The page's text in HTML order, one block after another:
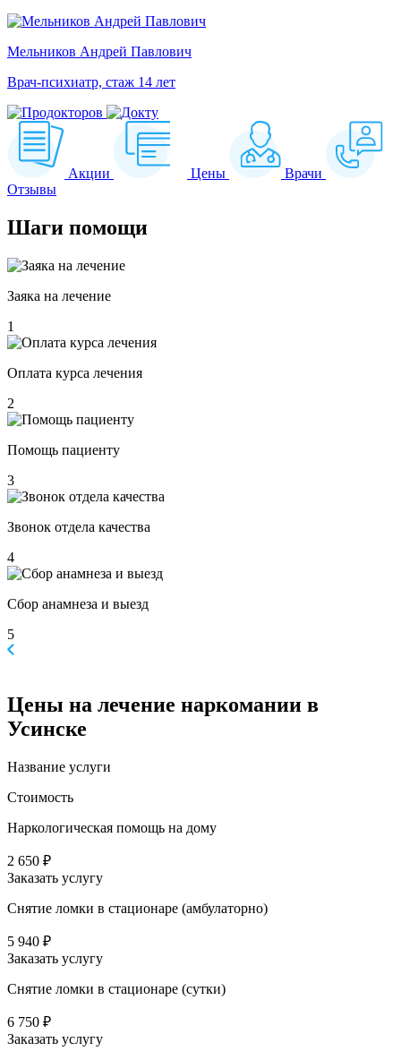
Мельников Андрей Павлович
Врач-психиатр, стаж 14 лет
Акции Цены
Врачи
Отзывы
Шаги помощи
Заяка на лечение
1
Оплата курса лечения
2
Помощь пациенту
3
Звонок отдела качества
4
Сбор анамнеза и выезд
5
Цены на лечение наркомании в
Усинске
Название услуги
Стоимость
Наркологическая помощь на дому
2 650 ₽
Заказать услугу
Снятие ломки в стационаре (амбулаторно)
5 940 ₽
Заказать услугу
Снятие ломки в стационаре (сутки)
6 750 ₽
Заказать услугу